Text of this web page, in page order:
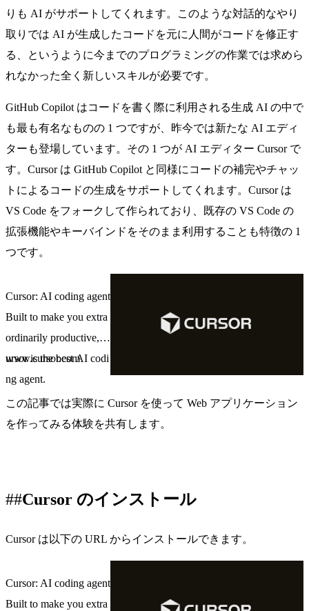
りも AI がサポートしてくれます。このような対話的なやり
取りでは AI が生成したコードを元に人間がコードを修正す
る、というように今までのプログラミングの作業では求めら
れなかった全く新しいスキルが必要です。
GitHub Copilot はコードを書く際に利用される生成 AI の中で
も最も有名なものの 1 つですが、昨今では新たな AI エディ
ターも登場しています。その 1 つが AI エディター Cursor で
す。Cursor は GitHub Copilot と同様にコードの補完やチャッ
トによるコードの生成をサポートしてくれます。Cursor は
VS Code をフォークして作られており、既存の VS Code の
拡張機能やキーバインドをそのまま利用することも特徴の 1
つです。
Cursor: AI coding agent
Built to make you extra
ordinarily productive, C
ursor is the best AI codi
ng agent.
www.cursor.com
この記事では実際に Cursor を使って Web アプリケーション
を作ってみる体験を共有します。
Cursor のインストール
Cursor は以下の URL からインストールできます。
Cursor: AI coding agent
Built to make you extra